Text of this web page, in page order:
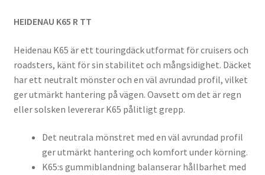
HEIDENAU K65 R TT
Heidenau K65 är ett touringdäck utformat för cruisers och
roadsters, känt för sin stabilitet och mångsidighet. Däcket
har ett neutralt mönster och en väl avrundad profil, vilket
ger utmärkt hantering på vägen. Oavsett om det är regn
eller solsken levererar K65 pålitligt grepp.
Det neutrala mönstret med en väl avrundad profil
ger utmärkt hantering och komfort under körning.
K65:s gummiblandning balanserar hållbarhet med